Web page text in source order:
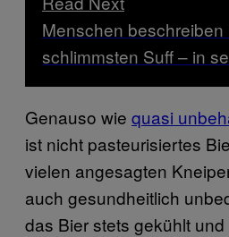
Menschen beschreiben
schlimmsten Suff – in
Genauso wie quasi
ist nicht pasteurisiertes
vielen angesagten
auch gesundheitlich
das Bier stets gekühlt